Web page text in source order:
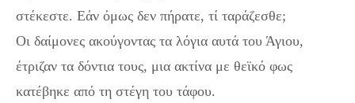
στέκεστε. Εάν όμως δεν πήρατε, τί ταράζεσθε;
Οι δαίμονες ακούγοντας τα λόγια αυτά του Άγιου,
έτριζαν τα δόντια τους, μια ακτίνα με θεϊκό φως
κατέβηκε από τη στέγη του τάφου.